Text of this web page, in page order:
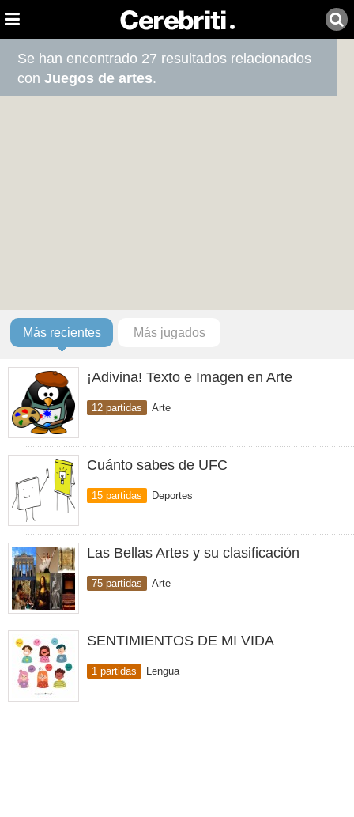
Se han encontrado 27 resultados relacionados
conJuegos de artes.
Más recientes Más jugados
¡Adivina! Texto e Imagen en Arte
12 partidas Arte
Cuánto sabes de UFC
15 partidas Deportes
Las Bellas Artes y su clasificación
75 partidas Arte
SENTIMIENTOS DE MI VIDA
1 partidas Lengua